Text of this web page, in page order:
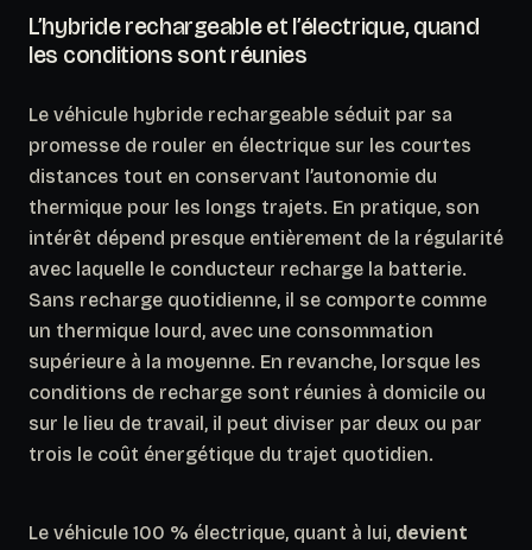
L’hybride rechargeable et l’électrique, quand
les conditions sont réunies
Le véhicule hybride rechargeable séduit par sa
promesse de rouler en électrique sur les courtes
distances tout en conservant l’autonomie du
thermique pour les longs trajets. En pratique, son
intérêt dépend presque entièrement de la régularité
avec laquelle le conducteur recharge la batterie.
Sans recharge quotidienne, il se comporte comme
un thermique lourd, avec une consommation
supérieure à la moyenne. En revanche, lorsque les
conditions de recharge sont réunies à domicile ou
sur le lieu de travail, il peut diviser par deux ou par
trois le coût énergétique du trajet quotidien.
Le véhicule 100 % électrique, quant à lui, devient